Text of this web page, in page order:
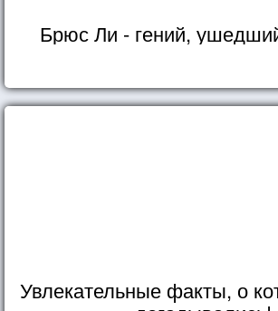
Брюс Ли - гений,
Увлекательные факты, о